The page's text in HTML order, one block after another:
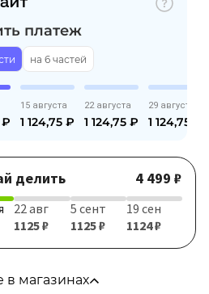
платеж
на 6 частей
₽
15 августа
1 124,75 ₽
22 августа
1 124,75 ₽
29 августа
1 124,75
делить 4 499 ₽
22 авг
1125 ₽
5 сент
1125 ₽
19 сен
1124 ₽
в магазинах